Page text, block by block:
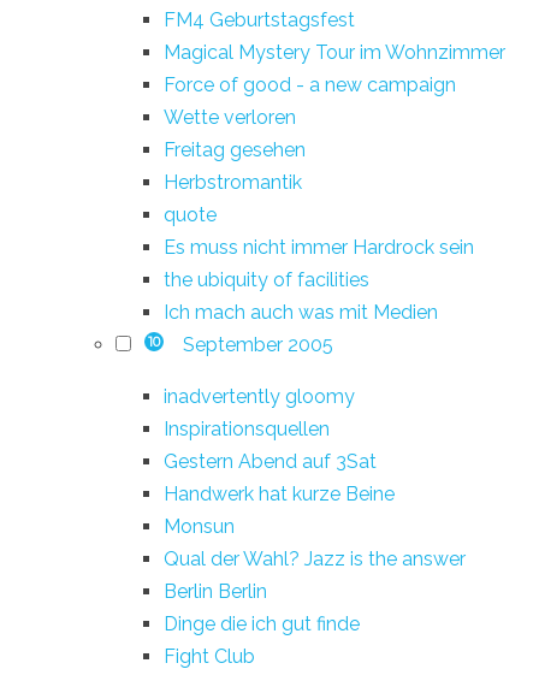
FM4 Geburtstagsfest
Magical Mystery Tour im Wohnzimmer
Force of good - a new campaign
Wette verloren
Freitag gesehen
Herbstromantik
quote
Es muss nicht immer Hardrock sein
the ubiquity of facilities
Ich mach auch was mit Medien
10 September 2005
inadvertently gloomy
Inspirationsquellen
Gestern Abend auf 3Sat
Handwerk hat kurze Beine
Monsun
Qual der Wahl? Jazz is the answer
Berlin Berlin
Dinge die ich gut finde
Fight Club